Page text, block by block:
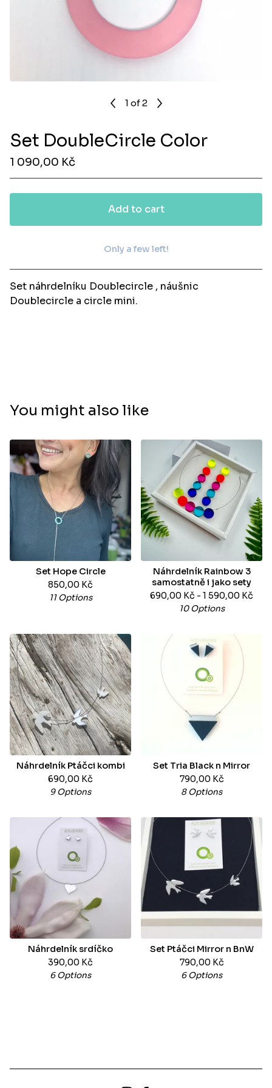
1 of 2
Set DoubleCircle Color
1 090,00 Kč
Add to cart
View cart
Only a few left!
Set náhrdelníku Doublecircle , náušnic
Doublecircle a circle mini.
You might also like
Set Hope Circle
850,00 Kč
11 Options
Náhrdelník Rainbow 3
samostatně i jako sety
690,00 Kč - 1 590,00 Kč
10 Options
Náhrdelník Ptáčci kombi
690,00 Kč
9 Options
Set Tria Black n Mirror
790,00 Kč
8 Options
Náhrdelník srdíčko
390,00 Kč
6 Options
Set Ptáčci Mirror n BnW
790,00 Kč
6 Options